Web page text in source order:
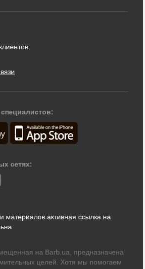
сетях:
материалов активная ссылка на
на Barb.ua, предназначена
целей. Хотя мы помогаем